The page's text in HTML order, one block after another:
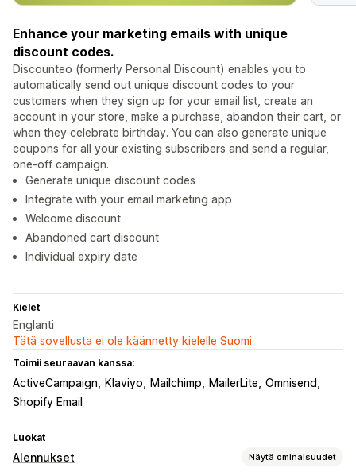
Enhance your marketing emails with unique
discount codes.
Discounteo (formerly Personal Discount) enables you to
automatically send out unique discount codes to your
customers when they sign up for your email list, create an
account in your store, make a purchase, abandon their cart, or
when they celebrate birthday. You can also generate unique
coupons for all your existing subscribers and send a regular,
one-off campaign.
Generate unique discount codes
Integrate with your email marketing app
Welcome discount
Abandoned cart discount
Individual expiry date
Kielet
Englanti
Tätä sovellusta ei ole käännetty kielelle Suomi
Toimii seuraavan kanssa:
ActiveCampaign Klaviyo Mailchimp MailerLite Omnisend
Shopif​y Email
Luokat
Alennukset Näytä ominaisuudet